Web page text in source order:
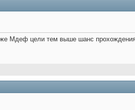
Мдеф цели тем выше шанс